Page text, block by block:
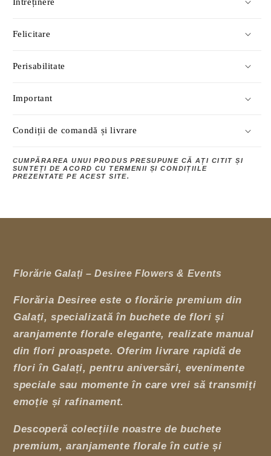
Felicitare
Perisabilitate
Important
Condiții de comandă și livrare
CUMPĂRAREA UNUI PRODUS PRESUPUNE CĂ AȚI CITIT ȘI
SUNTEȚI DE ACORD CU TERMENII ȘI CONDIȚIILE
PREZENTATE PE ACEST SITE.
Florărie Galați – Desiree Flowers & Events
Florăria Desiree este o florărie premium din
Galați, specializată în buchete de flori și
aranjamente florale elegante, realizate manual
din flori proaspete. Oferim livrare rapidă de
flori în Galați, pentru aniversări, evenimente
speciale sau momente în care vrei să transmiți
emoție și rafinament.
Descoperă colecțiile noastre de buchete
premium, aranjamente florale în cutie și